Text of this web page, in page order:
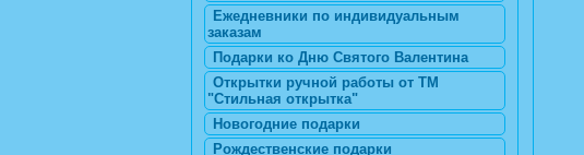
Ежедневники по индивидуальным
заказам
Подарки ко Дню Святого Валентина
Открытки ручной работы от ТМ
"Стильная открытка"
Новогодние подарки
Рождественские подарки